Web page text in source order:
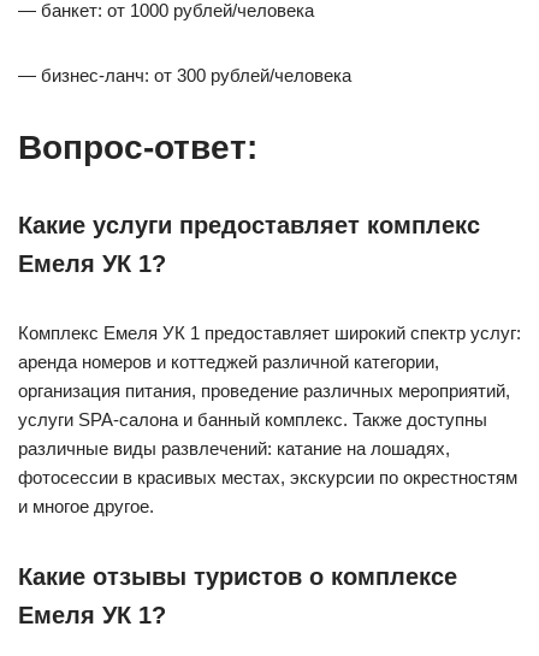
— банкет: от 1000 рублей/человека
— бизнес-ланч: от 300 рублей/человека
Вопрос-ответ:
Какие услуги предоставляет комплекс
Емеля УК 1?
Комплекс Емеля УК 1 предоставляет широкий спектр услуг:
аренда номеров и коттеджей различной категории,
организация питания, проведение различных мероприятий,
услуги SPA-салона и банный комплекс. Также доступны
различные виды развлечений: катание на лошадях,
фотосессии в красивых местах, экскурсии по окрестностям
и многое другое.
Какие отзывы туристов о комплексе
Емеля УК 1?